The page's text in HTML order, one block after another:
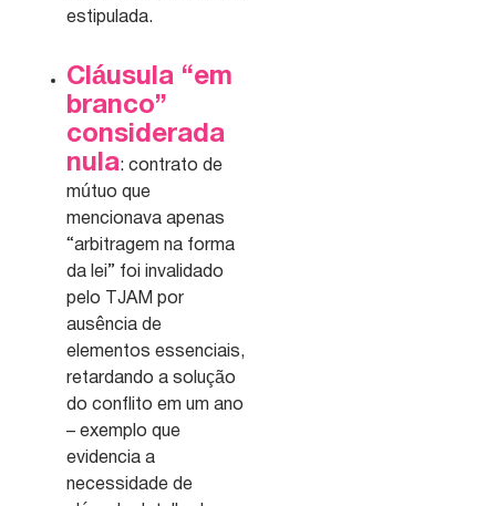
estipulada.
Cláusula “em
branco”
considerada
nula: contrato de
mútuo que
mencionava apenas
“arbitragem na forma
da lei” foi invalidado
pelo TJAM por
ausência de
elementos essenciais,
retardando a solução
do conflito em um ano
– exemplo que
evidencia a
necessidade de